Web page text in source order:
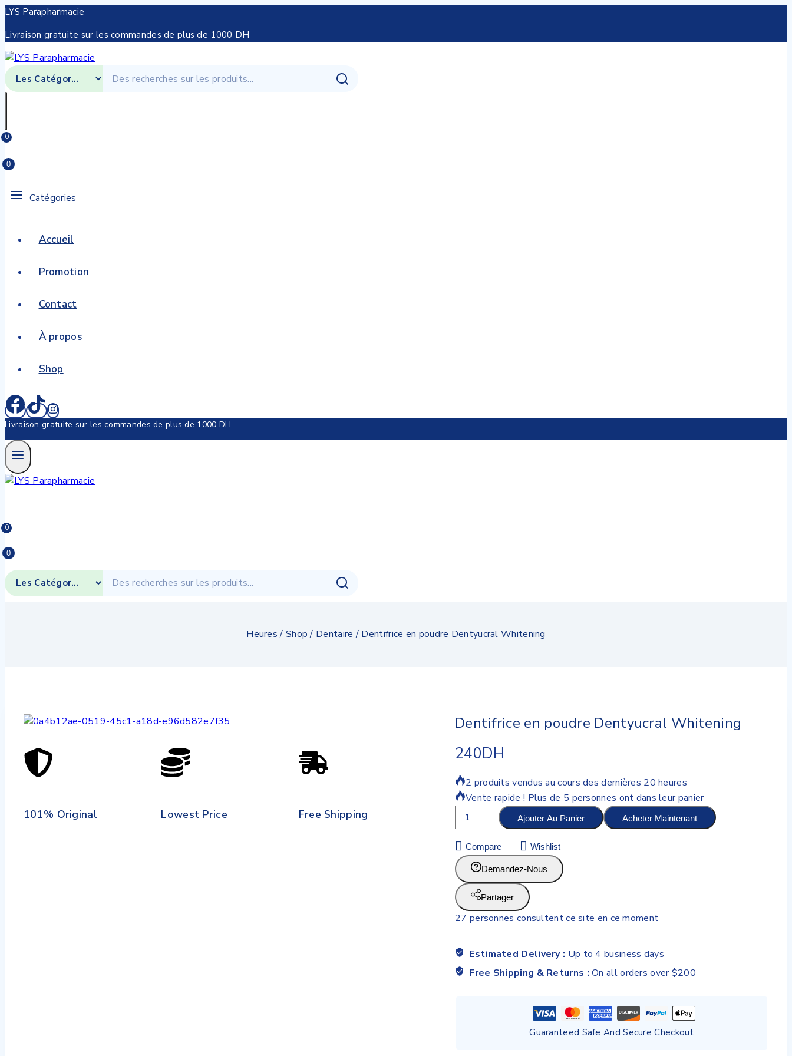
LYS Parapharmacie
Livraison gratuite sur les commandes de plus de 1000 DH
0
0
Catégories
Accueil
Promotion
Contact
À propos
Shop
Livraison gratuite sur les commandes de plus de 1000 DH
0
0
Heures / Shop / Dentaire / Dentifrice en poudre Dentyucral Whitening
101% Original Lowest Price Free Shipping
Dentifrice en poudre Dentyucral Whitening
240DH
2 produits vendus au cours des dernières 20 heures
Vente rapide ! Plus de 5 personnes ont dans leur panier
Ajouter Au Panier Acheter Maintenant
Compare Wishlist
Demandez-Nous
Partager
27 personnes consultent ce site en ce moment
Estimated Delivery : Up to 4 business days
Free Shipping & Returns :On all orders over $200
Guaranteed Safe And Secure Checkout